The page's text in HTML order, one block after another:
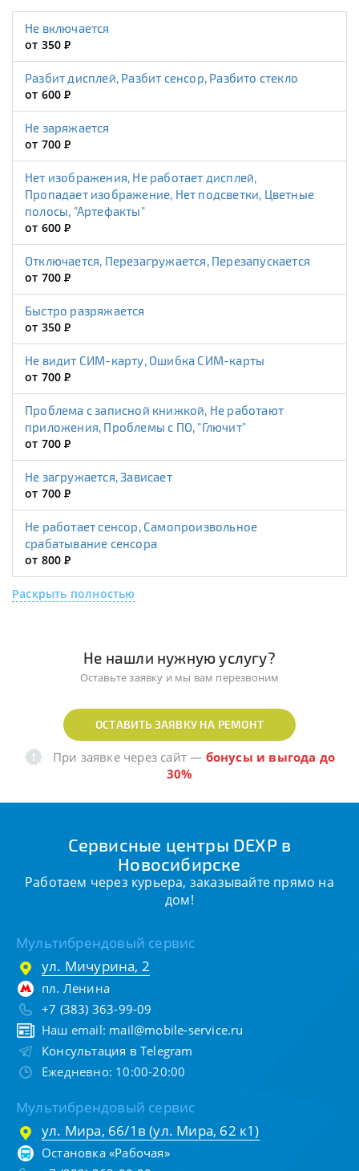
Не включается
от 350Р
Разбит дисплей, Разбит сенсор, Разбито стекло
от 600Р
Не заряжается
от 700Р
Нет изображения, Не работает дисплей,
Пропадает изображение, Нет подсветки, Цветные
полосы, "Артефакты"
от 600Р
Отключается, Перезагружается, Перезапускается
от 700Р
Быстро разряжается
от 350Р
Не видит СИМ-карту, Ошибка СИМ-карты
от 700Р
Проблема с записной книжкой, Не работают
приложения, Проблемы с ПО, "Глючит"
от 700Р
Не загружается, Зависает
от 700Р
Не работает сенсор, Самопроизвольное
срабатывание сенсора
от 800Р
Раскрыть полностью
Не нашли нужную услугу?
Оставьте заявку и мы вам перезвоним
ОСТАВИТЬ ЗАЯВКУ НА РЕМОНТ
При заявке через сайт— бонусы и выгода до
30%
Сервисные центры DEXP в
Новосибирске
Работаем через курьера, заказывайте прямо на
дом!
Мультибрендовый сервис
ул. Мичурина, 2
пл. Ленина
+7 (383) 363-99-09
Наш email: mail@mobile-service.ru
Консультация в Telegram
Ежедневно: 10:00-20:00
Мультибрендовый сервис
ул. Мира, 66/1в (ул. Мира, 62 к1)
Остановка «Рабочая»